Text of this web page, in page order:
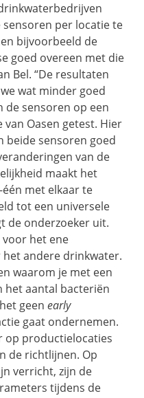
per locatie te
bijvoorbeeld de
goed overeen met die
Bel. “De resultaten
wat minder goed
de sensoren op een
Oasen getest. Hier
beide sensoren goed
van de
maakt het
met elkaar te
tot een universele
de onderzoeker uit.
voor het ene
andere drinkwater.
waarom je met een
het aantal bacteriën
geen early
gaat ondernemen.
op productielocaties
de richtlijnen. Op
verricht, zijn de
tijdens de